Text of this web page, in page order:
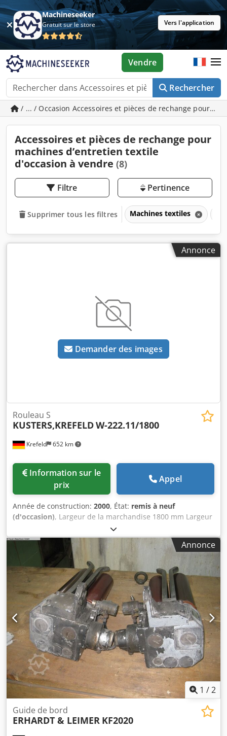
Machineseeker
Gratuit sur le store Vers l'application
Rechercher
Vendre
/ ... / Occasion Accessoires et pièces de rechange pour
Accessoires et pièces de rechange pour
machines d’entretien textile
d'occasion à vendre (8)
Filtre Pertinence
Supprimer tous les filtres Machines textiles
Annonce
Demander des images
Krefeld 652 km
Rouleau S
KUSTERS,KREFELDW-222.11/1800
prix
Appel
Année de construction: 2000, État: remis à neuf
(d'occasion), Largeur de la marchandise 1800 mm Largeur
du rouleau 2000 mm Diamètre 220 mm Dkjdpfx Aswz
Rryjkxjr Garnissage : caoutchouc souple Qualité du
caoutchouc : R89, brun-rouge Dureté du caoutchouc : 75°
shore Type 222.11/1800 Cylindre S entièrement révisé et
regarnie de caoutchouc neuf en 2025
Annonce
1 /2
Guide de bord
ERHARDT & LEIMER KF2020